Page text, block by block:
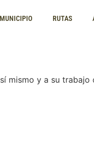
MUNICIPIO RUTAS
mismo y a su